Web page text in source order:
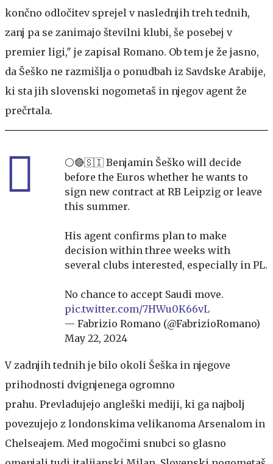
končno odločitev sprejel v naslednjih treh tednih,
zanj pa se zanimajo številni klubi, še posebej v
premier ligi," je zapisal Romano. Ob tem je že jasno,
da Šeško ne razmišlja o ponudbah iz Savdske Arabije,
ki sta jih slovenski nogometaš in njegov agent že
prečrtala.
⚪️🔴🇸🇮 Benjamin Šeško will decide
before the Euros whether he wants to
sign new contract at RB Leipzig or leave
this summer.
His agent confirms plan to make
decision within three weeks with
several clubs interested, especially in PL.
No chance to accept Saudi move.
pic.twitter.com/7HWu0K66vL
— Fabrizio Romano (@FabrizioRomano)
May 22, 2024
V zadnjih tednih je bilo okoli Šeška in njegove
prihodnosti dvignjenega ogromno
prahu. Prevladujejo angleški mediji, ki ga najbolj
povezujejo z londonskima velikanoma Arsenalom in
Chelseajem. Med mogočimi snubci so glasno